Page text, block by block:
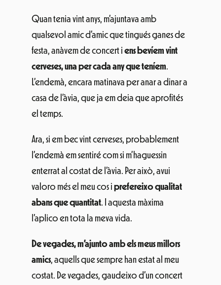
Quan tenia vint anys, m’ajuntava amb
qualsevol amic d’amic que tingués ganes de
festa, anàvem de concert i ens bevíem vint
cerveses, una per cada any que teníem.
L’endemà, encara matinava per anar a dinar a
casa de l’àvia, que ja em deia que aprofités
el temps.
Ara, si em bec vint cerveses, probablement
l’endemà em sentiré com si m’haguessin
enterrat al costat de l’àvia. Per això, avui
valoro més el meu cos i prefereixo qualitat
abans que quantitat. I aquesta màxima
l’aplico en tota la meva vida.
De vegades, m’ajunto amb els meus millors
amics, aquells que sempre han estat al meu
costat. De vegades, gaudeixo d’un concert